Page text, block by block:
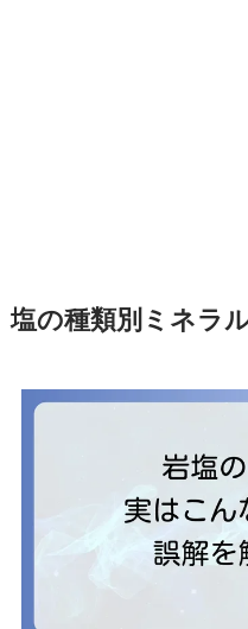
塩の種類別ミネラ